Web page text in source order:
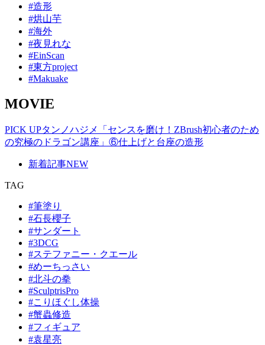
#造形
#烘山芋
#海外
#夜見れな
#EinScan
#東方project
#Makuake
MOVIE
PICK UPタンノハジメ「センスを磨け！ZBrush初心者のため
の究極のドラゴン講座」⑥仕上げと台座の造形
新着記事NEW
TAG
#筆塗り
#石長櫻子
#サンダート
#3DCG
#ステファニー・クエール
#めーちっさい
#北斗の拳
#SculptrisPro
#こりほぐし体操
#蟹蟲修造
#フィギュア
#袁星亮